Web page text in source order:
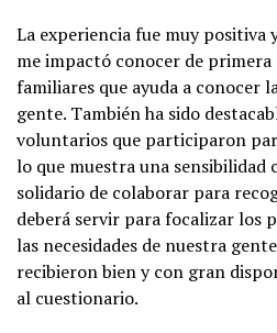
La experiencia fue muy positiva
me impactó conocer de
familiares que ayuda a conocer
gente. También ha sido
voluntarios que participaron
lo que muestra una sensibilidad
solidario de colaborar para
deberá servir para focalizar los
las necesidades de nuestra
recibieron bien y con gran
al cuestionario.